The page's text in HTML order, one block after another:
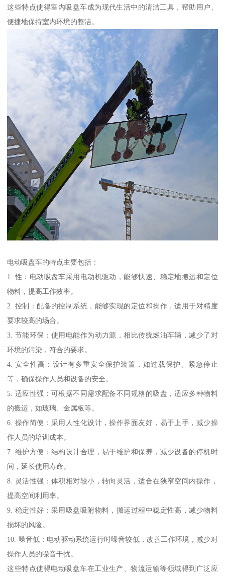
这些特点使得室内吸盘车成为现代生活中的清洁工具，帮助用户、
便捷地保持室内环境的整洁。
电动吸盘车的特点主要包括：
1. 性：电动吸盘车采用电动机驱动，能够快速、稳定地搬运和定位
物料，提高工作效率。
2. 控制：配备的控制系统，能够实现的定位和操作，适用于对精度
要求较高的场合。
3. 节能环保：使用电能作为动力源，相比传统燃油车辆，减少了对
环境的污染，符合的要求。
4. 安全性高：设计有多重安全保护装置，如过载保护、紧急停止
等，确保操作人员和设备的安全。
5. 适应性强：可根据不同需求配备不同规格的吸盘，适应多种物料
的搬运，如玻璃、金属板等。
6. 操作简便：采用人性化设计，操作界面友好，易于上手，减少操
作人员的培训成本。
7. 维护方便：结构设计合理，易于维护和保养，减少设备的停机时
间，延长使用寿命。
8. 灵活性强：体积相对较小，转向灵活，适合在狭窄空间内操作，
提高空间利用率。
9. 稳定性好：采用吸盘吸附物料，搬运过程中稳定性高，减少物料
损坏的风险。
10. 噪音低：电动驱动系统运行时噪音较低，改善工作环境，减少对
操作人员的噪音干扰。
这些特点使得电动吸盘车在工业生产、物流运输等领域得到广泛应